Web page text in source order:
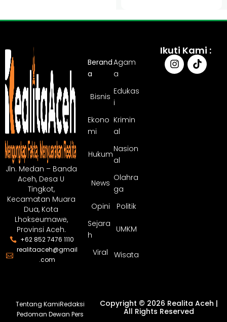
Jln. Medan – Banda
Aceh, Desa U
Tingkot,
Kecamatan Muara
Dua, Kota
Lhokseumawe,
Provinsi Aceh.
+62 852 7476 1110
realitaaceh@gmail
.com
Berand
a
Agam
a
Bisnis
Edukas
i
Ekono
mi
Krimin
al
Hukum
Nasion
al
News
Olahra
ga
Opini
Politik
Sejara
h
UMKM
Viral Wisata
Ikuti Kami :
Tentang KamiRedaksi
Pedoman Dewan Pers
Copyright © 2026 Realita Aceh |
All Rights Reserved